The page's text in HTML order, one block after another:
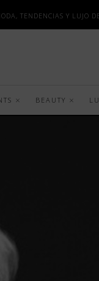
TENDENCIAS Y LUJO
BEAUTY